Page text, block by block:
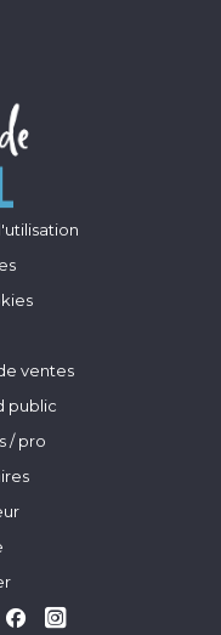
ventes
public
/ pro